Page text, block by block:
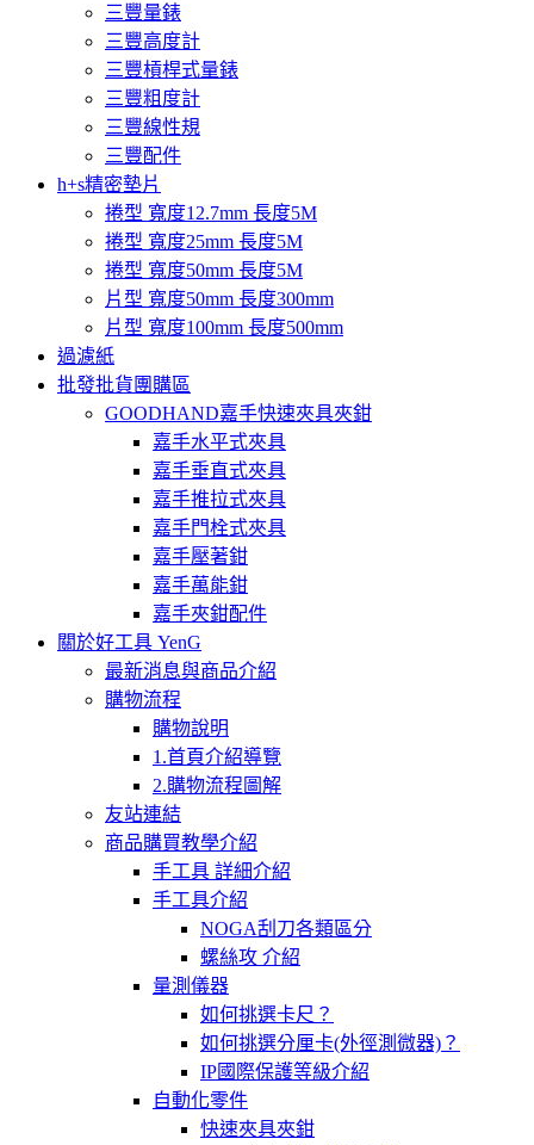
三豐量錶
三豐高度計
三豐槓桿式量錶
三豐粗度計
三豐線性規
三豐配件
h+s精密墊片
捲型 寬度12.7mm 長度5M
捲型 寬度25mm 長度5M
捲型 寬度50mm 長度5M
片型 寬度50mm 長度300mm
片型 寬度100mm 長度500mm
過濾紙
批發批貨團購區
GOODHAND嘉手快速夾具夾鉗
嘉手水平式夾具
嘉手垂直式夾具
嘉手推拉式夾具
嘉手門栓式夾具
嘉手壓著鉗
嘉手萬能鉗
嘉手夾鉗配件
關於好工具 YenG
最新消息與商品介紹
購物流程
購物說明
1.首頁介紹導覽
2.購物流程圖解
友站連結
商品購買教學介紹
手工具 詳細介紹
手工具介紹
NOGA刮刀各類區分
螺絲攻 介紹
量測儀器
如何挑選卡尺？
如何挑選分厘卡(外徑測微器)？
IP國際保護等級介紹
自動化零件
快速夾具夾鉗